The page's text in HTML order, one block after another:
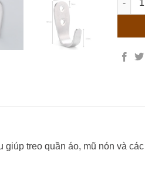
giúp treo quần áo, mũ nón và